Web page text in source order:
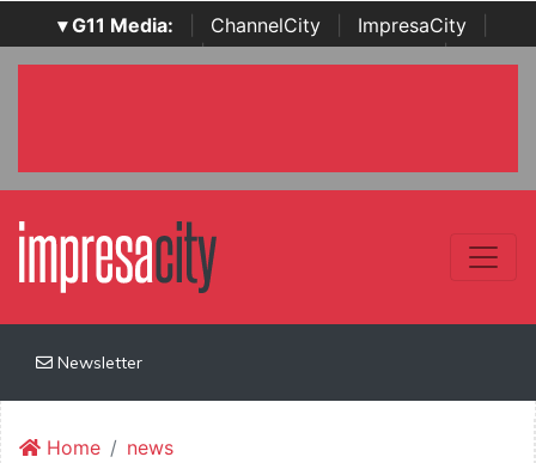
▾ G11 Media: ChannelCity ImpresaCity
SecurityOpenLab | Italian Channel Awards | Italian
Newsletter
Home
news